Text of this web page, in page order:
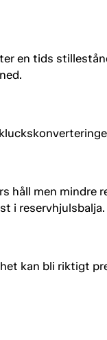
en tids
håll men mindre
i reservhjulsbalja.
kan bli riktigt